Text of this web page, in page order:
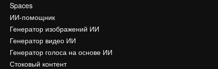
Spaces
ИИ-помощник
Генератор изображений ИИ
Генератор видео ИИ
Генератор голоса на основе ИИ
Стоковый контент